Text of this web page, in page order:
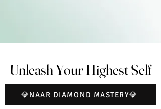
Unleash Your Highest Self
Unleash Your Highest Self
💎NAAR DIAMOND MASTERY💎